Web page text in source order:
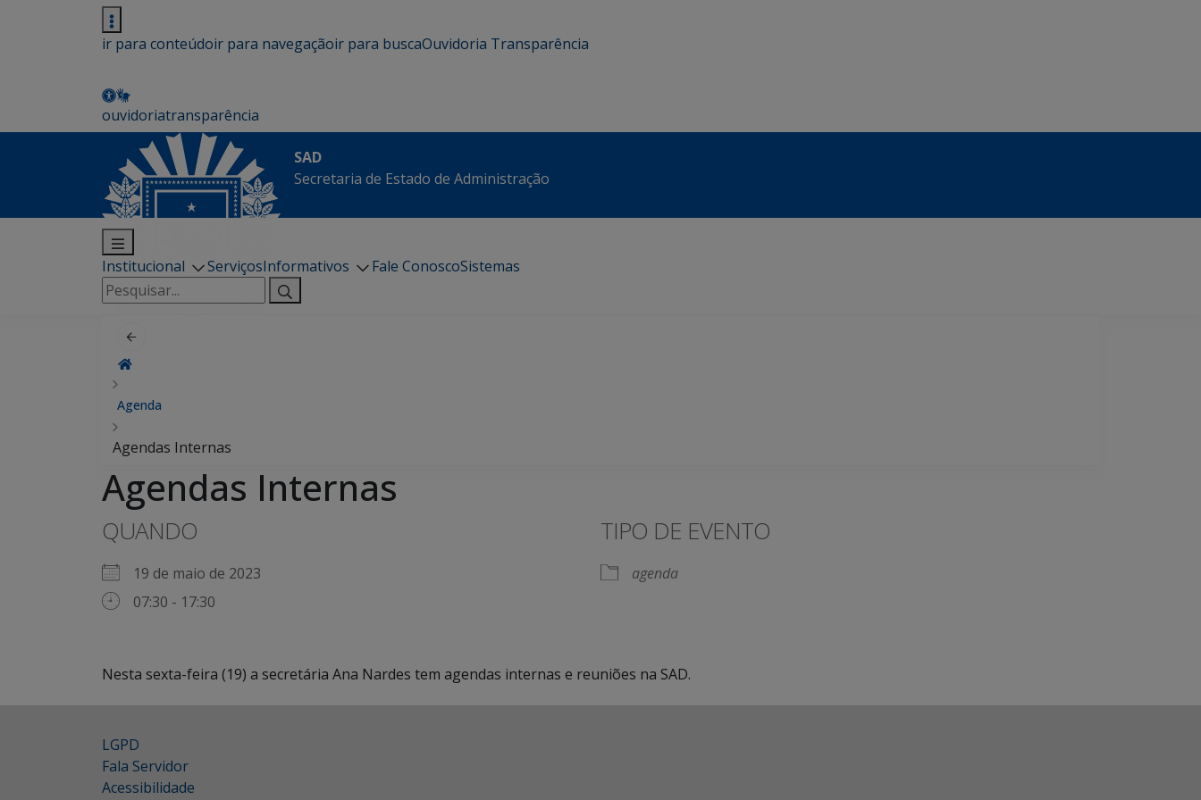
ir para conteúdoir para navegaçãoir para buscaOuvidoria Transparência
ouvidoriatransparência
SAD
Secretaria de Estado de Administração
Institucional ServiçosInformativos Fale ConoscoSistemas
Pesquisar
por:
Agenda
Agendas Internas
Agendas Internas
QUANDO
19 de maio de 2023
07:30 - 17:30
TIPO DE EVENTO
agenda
Nesta sexta-feira (19) a secretária Ana Nardes tem agendas internas e reuniões na SAD.
LGPD
Fala Servidor
Acessibilidade